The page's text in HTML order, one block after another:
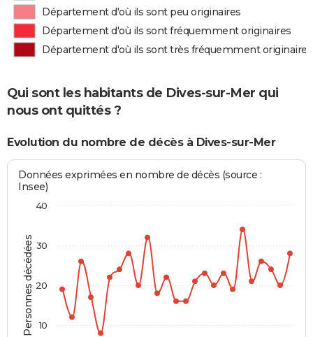
Département d'où ils sont peu originaires
Département d'où ils sont fréquemment originaires
Département d'où ils sont très fréquemment originaires
Qui sont les habitants de Dives-sur-Mer qui
nous ont quittés ?
Evolution du nombre de décès à Dives-sur-Mer
Personnes décédées
Données exprimées en nombre de décès (source :
Insee)
10
20
30
40